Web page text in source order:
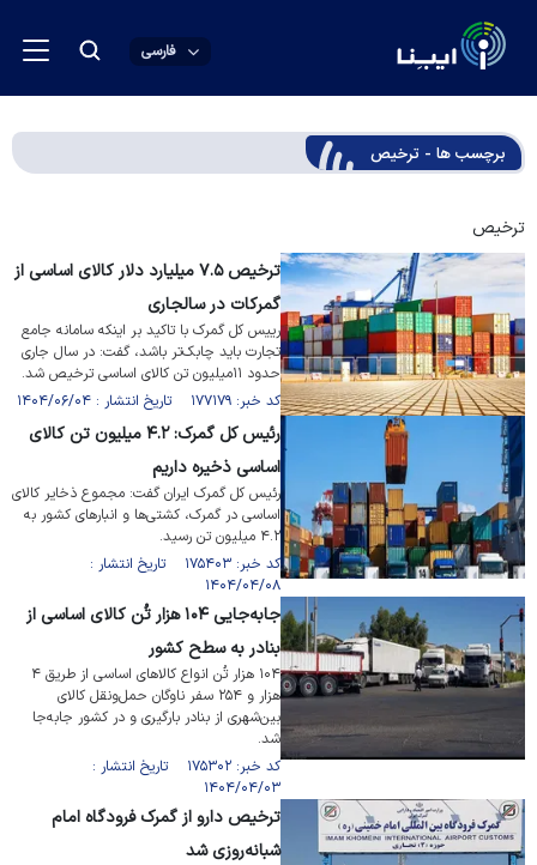
فارسی
برچسب ها - ترخیص
ترخیص
ترخیص ۷.۵ میلیارد دلار کالای اساسی از
گمرکات در سالجاری
رییس کل گمرک با تاکید بر اینکه سامانه جامع
تجارت باید چابک‌تر باشد، گفت: در سال جاری
حدود ۱۱میلیون تن کالای اساسی ترخیص شد.
کد خبر: ۱۷۷۱۷۹ تاریخ انتشار : ۱۴۰۴/۰۶/۰۴
رئیس کل گمرک: ۴.۲ میلیون تن کالای
اساسی ذخیره داریم
رئیس کل گمرک ایران گفت: مجموع ذخایر کالای
اساسی در گمرک، کشتی‌ها و انبار‌های کشور به
۴.۲ میلیون تن رسید.
کد خبر: ۱۷۵۴۰۳ تاریخ انتشار :
۱۴۰۴/۰۴/۰۸
جابه‌جایی ۱۰۴ هزار تُن کالای اساسی از
بنادر به سطح کشور
۱۰۴ هزار تُن انواع کالا‌های اساسی از طریق ۴
هزار و ۲۵۴ سفر ناوگان حمل‌ونقل کالای
بین‌شهری از بنادر بارگیری و در کشور جابه‌جا
شد.
کد خبر: ۱۷۵۳۰۲ تاریخ انتشار :
۱۴۰۴/۰۴/۰۳
ترخیص دارو از گمرک فرودگاه امام
شبانه‌روزی شد